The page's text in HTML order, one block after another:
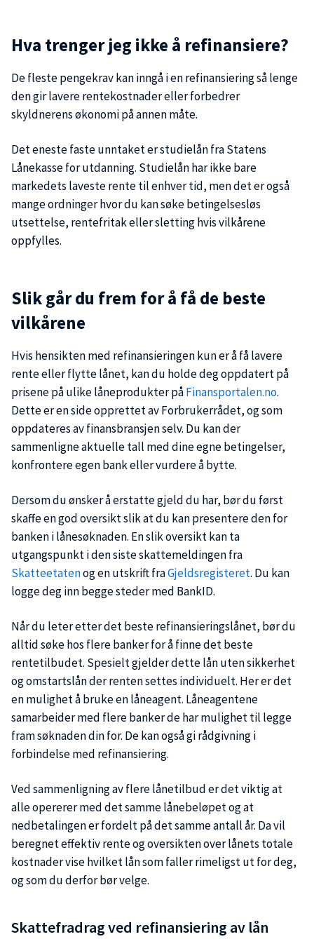
Hva trenger jeg ikke å refinansiere?
De fleste pengekrav kan inngå i en refinansiering så lenge
den gir lavere rentekostnader eller forbedrer
skyldnerens økonomi på annen måte.
Det eneste faste unntaket er studielån fra Statens
Lånekasse for utdanning. Studielån har ikke bare
markedets laveste rente til enhver tid, men det er også
mange ordninger hvor du kan søke betingelsesløs
utsettelse, rentefritak eller sletting hvis vilkårene
oppfylles.
Slik går du frem for å få de beste
vilkårene
Hvis hensikten med refinansieringen kun er å få lavere
rente eller flytte lånet, kan du holde deg oppdatert på
prisene på ulike låneprodukter påFinansportalen.no.
Dette er en side opprettet av Forbrukerrådet, og som
oppdateres av finansbransjen selv. Du kan der
sammenligne aktuelle tall med dine egne betingelser,
konfrontere egen bank eller vurdere å bytte.
Dersom du ønsker å erstatte gjeld du har, bør du først
skaffe en god oversikt slik at du kan presentere den for
banken i lånesøknaden. En slik oversikt kan ta
utgangspunkt i den siste skattemeldingen fra
Skatteetatenog en utskrift fraGjeldsregisteret. Du kan
logge deg inn begge steder med BankID.
Når du leter etter det beste refinansieringslånet, bør du
alltid søke hos flere banker for å finne det beste
rentetilbudet. Spesielt gjelder dette lån uten sikkerhet
og omstartslån der renten settes individuelt. Her er det
en mulighet å bruke en låneagent. Låneagentene
samarbeider med flere banker de har mulighet til legge
fram søknaden din for. De kan også gi rådgivning i
forbindelse med refinansiering.
Ved sammenligning av flere lånetilbud er det viktig at
alle opererer med det samme lånebeløpet og at
nedbetalingen er fordelt på det samme antall år. Da vil
beregnet effektiv rente og oversikten over lånets totale
kostnader vise hvilket lån som faller rimeligst ut for deg,
og som du derfor bør velge.
Skattefradrag ved refinansiering av lån